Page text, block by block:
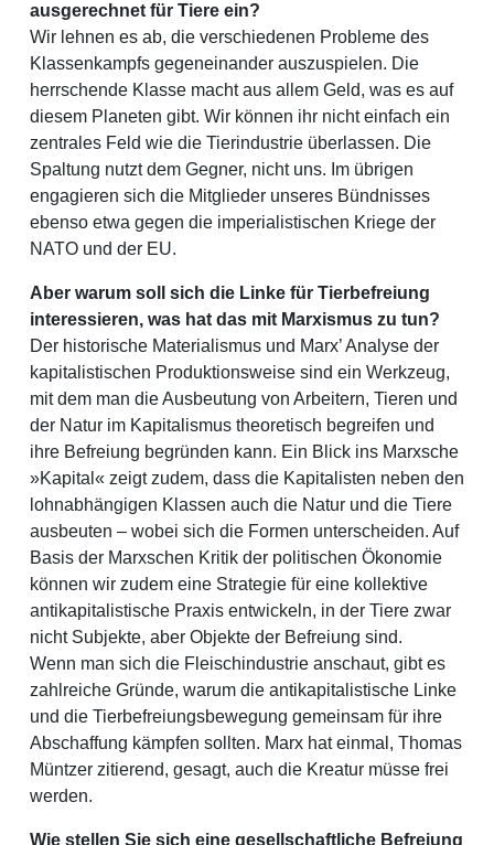
ausgerechnet für Tiere ein?
Wir lehnen es ab, die verschiedenen Probleme des
Klassenkampfs gegeneinander auszuspielen. Die
herrschende Klasse macht aus allem Geld, was es auf
diesem Planeten gibt. Wir können ihr nicht einfach ein
zentrales Feld wie die Tierindustrie überlassen. Die
Spaltung nutzt dem Gegner, nicht uns. Im übrigen
engagieren sich die Mitglieder unseres Bündnisses
ebenso etwa gegen die imperialistischen Kriege der
NATO und der EU.
Aber warum soll sich die Linke für Tierbefreiung
interessieren, was hat das mit Marxismus zu tun?
Der historische Materialismus und Marx’ Analyse der
kapitalistischen Produktionsweise sind ein Werkzeug,
mit dem man die Ausbeutung von Arbeitern, Tieren und
der Natur im Kapitalismus theoretisch begreifen und
ihre Befreiung begründen kann. Ein Blick ins Marxsche
»Kapital« zeigt zudem, dass die Kapitalisten neben den
lohnabhängigen Klassen auch die Natur und die Tiere
ausbeuten – wobei sich die Formen unterscheiden. Auf
Basis der Marxschen Kritik der politischen Ökonomie
können wir zudem eine Strategie für eine kollektive
antikapitalistische Praxis entwickeln, in der Tiere zwar
nicht Subjekte, aber Objekte der Befreiung sind.
Wenn man sich die Fleischindustrie anschaut, gibt es
zahlreiche Gründe, warum die antikapitalistische Linke
und die Tierbefreiungsbewegung gemeinsam für ihre
Abschaffung kämpfen sollten. Marx hat einmal, Thomas
Müntzer zitierend, gesagt, auch die Kreatur müsse frei
werden.
Wie stellen Sie sich eine gesellschaftliche Befreiung